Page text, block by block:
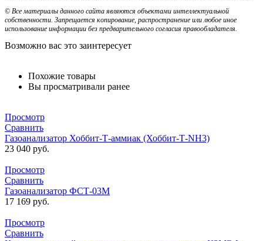
© Все материалы данного сайта являются объектами интеллектуальной
собственности. Запрещается копирование, распространение или любое иное
использование информации без предварительного согласия правообладателя.
Возможно вас это заинтересует
Похожие товары
Вы просматривали ранее
Просмотр
Сравнить
Газоанализатор Хоббит-Т-аммиак (Хоббит-Т-NH3)
23 040 руб.
Просмотр
Сравнить
Газоанализатор ФСТ-03М
17 169 руб.
Просмотр
Сравнить